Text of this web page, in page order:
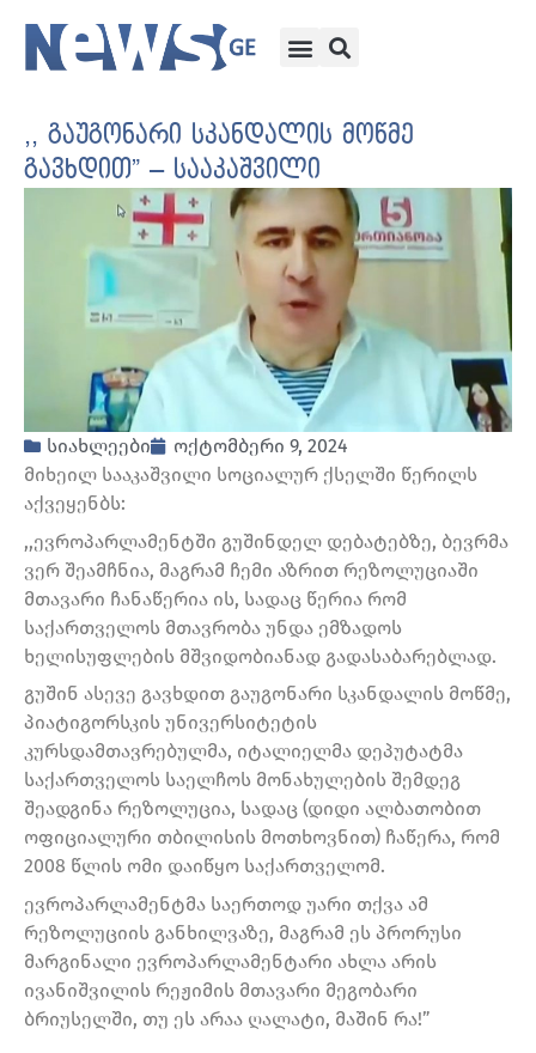
,, გაუგონარი სკანდალის მოწმე
გავხდით” – სააკაშვილი
სიახლეები
ოქტომბერი 9, 2024
მიხეილ სააკაშვილი სოციალურ ქსელში წერილს
აქვეყენბს:
,,ევროპარლამენტში გუშინდელ დებატებზე, ბევრმა
ვერ შეამჩნია, მაგრამ ჩემი აზრით რეზოლუციაში
მთავარი ჩანაწერია ის, სადაც წერია რომ
საქართველოს მთავრობა უნდა ემზადოს
ხელისუფლების მშვიდობიანად გადასაბარებლად.
გუშინ ასევე გავხდით გაუგონარი სკანდალის მოწმე,
პიატიგორსკის უნივერსიტეტის
კურსდამთავრებულმა, იტალიელმა დეპუტატმა
საქართველოს საელჩოს მონახულების შემდეგ
შეადგინა რეზოლუცია, სადაც (დიდი ალბათობით
ოფიციალური თბილისის მოთხოვნით) ჩაწერა, რომ
2008 წლის ომი დაიწყო საქართველომ.
ევროპარლამენტმა საერთოდ უარი თქვა ამ
რეზოლუციის განხილვაზე, მაგრამ ეს პრორუსი
მარგინალი ევროპარლამენტარი ახლა არის
ივანიშვილის რეჟიმის მთავარი მეგობარი
ბრიუსელში, თუ ეს არაა ღალატი, მაშინ რა!”